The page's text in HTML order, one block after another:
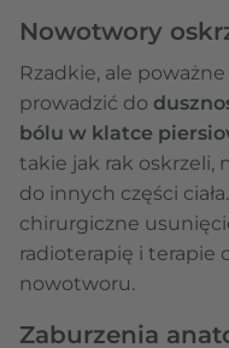
Nowotwory
Rzadkie, ale
prowadzić do
bólu w klatce
takie jak rak oskrzeli,
do innych części
chirurgiczne
radioterapię i terapie
nowotworu.
Zaburzenia